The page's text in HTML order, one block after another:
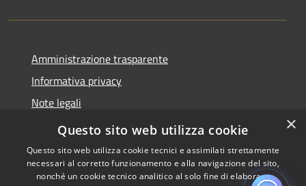
Amministrazione trasparente
Informativa privacy
Note legali
Dichiarazione di accessibilità
×
Questo sito web utilizza cookie
Questo sito web utilizza cookie tecnici e assimilati strettamente
necessari al corretto funzionamento e alla navigazione del sito,
nonché un cookie tecnico analitico al solo fine di elaborare